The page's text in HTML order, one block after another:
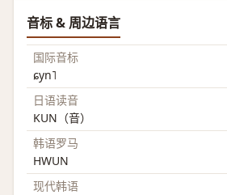
音标 & 周边语言
国际音标
ɕyn˥
日语读音
KUN（音）
韩语罗马
HWUN
现代韩语